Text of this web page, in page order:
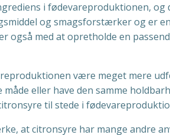
i fødevareproduktionen,
og smagsforstærker og er
også med at opretholde en
være meget mere
eller have den samme
til stede i
at citronsyre har mange andre